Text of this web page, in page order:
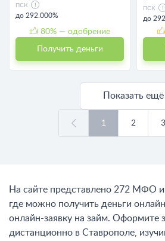
ПСК
до 292.000%
80% — одобрение
Получить деньги
ПСК
до
Показать ещё
1 2 3
На сайте представлено 272 МФО
где можно получить деньги
онлайн-заявку на займ. Оформите
дистанционно в Ставрополе,